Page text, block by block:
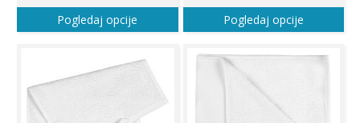
Pogledaj opcije Pogledaj opcije